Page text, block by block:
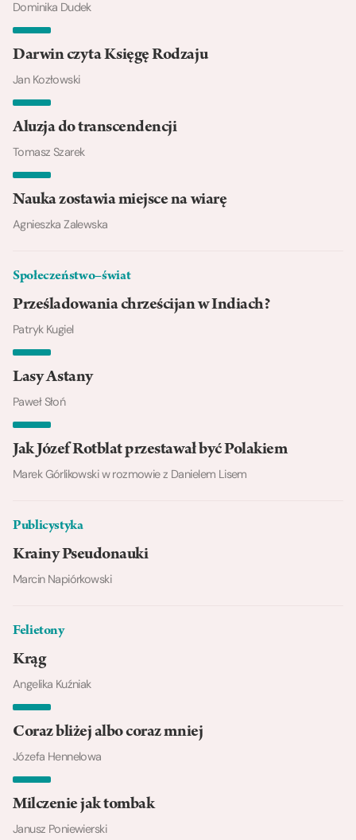
Dominika Dudek
Darwin czyta Księgę Rodzaju
Jan Kozłowski
Aluzja do transcendencji
Tomasz Szarek
Nauka zostawia miejsce na wiarę
Agnieszka Zalewska
Społeczeństwo–świat
Prześladowania chrześcijan w Indiach?
Patryk Kugiel
Lasy Astany
Paweł Słoń
Jak Józef Rotblat przestawał być Polakiem
Marek Górlikowski w rozmowie z Danielem Lisem
Publicystyka
Krainy Pseudonauki
Marcin Napiórkowski
Felietony
Krąg
Angelika Kuźniak
Coraz bliżej albo coraz mniej
Józefa Hennelowa
Milczenie jak tombak
Janusz Poniewierski